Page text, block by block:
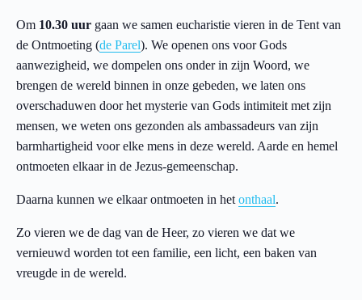
Om 10.30 uur gaan we samen eucharistie vieren in de Tent van
de Ontmoeting (de Parel). We openen ons voor Gods
aanwezigheid, we dompelen ons onder in zijn Woord, we
brengen de wereld binnen in onze gebeden, we laten ons
overschaduwen door het mysterie van Gods intimiteit met zijn
mensen, we weten ons gezonden als ambassadeurs van zijn
barmhartigheid voor elke mens in deze wereld. Aarde en hemel
ontmoeten elkaar in de Jezus-gemeenschap.
Daarna kunnen we elkaar ontmoeten in het onthaal.
Zo vieren we de dag van de Heer, zo vieren we dat we
vernieuwd worden tot een familie, een licht, een baken van
vreugde in de wereld.